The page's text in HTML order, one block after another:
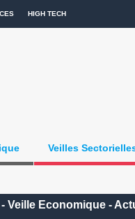
HIGH TECH
Veilles
Veille Economique -